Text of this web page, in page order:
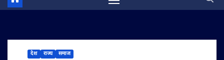
देश राज्य समाज